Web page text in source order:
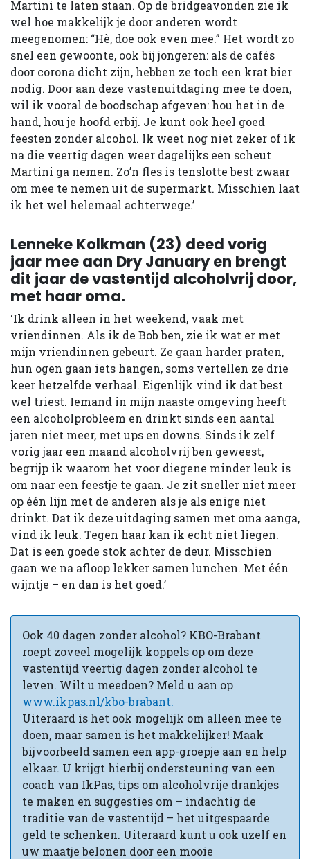
Martini te laten staan. Op de bridgeavonden zie ik
wel hoe makkelijk je door anderen wordt
meegenomen: “Hè, doe ook even mee.” Het wordt zo
snel een gewoonte, ook bij jongeren: als de cafés
door corona dicht zijn, hebben ze toch een krat bier
nodig. Door aan deze vastenuitdaging mee te doen,
wil ik vooral de boodschap afgeven: hou het in de
hand, hou je hoofd erbij. Je kunt ook heel goed
feesten zonder alcohol. Ik weet nog niet zeker of ik
na die veertig dagen weer dagelijks een scheut
Martini ga nemen. Zo’n fles is tenslotte best zwaar
om mee te nemen uit de supermarkt. Misschien laat
ik het wel helemaal achterwege.’
Lenneke Kolkman (23) deed vorig
jaar mee aan Dry January en brengt
dit jaar de vastentijd alcoholvrij door,
met haar oma.
‘Ik drink alleen in het weekend, vaak met
vriendinnen. Als ik de Bob ben, zie ik wat er met
mijn vriendinnen gebeurt. Ze gaan harder praten,
hun ogen gaan iets hangen, soms vertellen ze drie
keer hetzelfde verhaal. Eigenlijk vind ik dat best
wel triest. Iemand in mijn naaste omgeving heeft
een alcoholprobleem en drinkt sinds een aantal
jaren niet meer, met ups en downs. Sinds ik zelf
vorig jaar een maand alcoholvrij ben geweest,
begrijp ik waarom het voor diegene minder leuk is
om naar een feestje te gaan. Je zit sneller niet meer
op één lijn met de anderen als je als enige niet
drinkt. Dat ik deze uitdaging samen met oma aanga,
vind ik leuk. Tegen haar kan ik echt niet liegen.
Dat is een goede stok achter de deur. Misschien
gaan we na afloop lekker samen lunchen. Met één
wijntje – en dan is het goed.’
Ook 40 dagen zonder alcohol? KBO-Brabant
roept zoveel mogelijk koppels op om deze
vastentijd veertig dagen zonder alcohol te
leven. Wilt u meedoen? Meld u aan op
www.ikpas.nl/kbo-brabant.
Uiteraard is het ook mogelijk om alleen mee te
doen, maar samen is het makkelijker! Maak
bijvoorbeeld samen een app-groepje aan en help
elkaar. U krijgt hierbij ondersteuning van een
coach van IkPas, tips om alcoholvrije drankjes
te maken en suggesties om – indachtig de
traditie van de vastentijd – het uitgespaarde
geld te schenken. Uiteraard kunt u ook uzelf en
uw maatje belonen door een mooie